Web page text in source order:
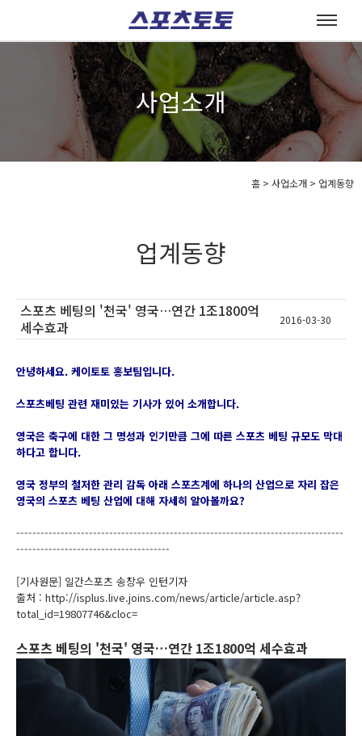
사업소개
홈 > 사업소개 > 업계동향
업계동향
스포츠 베팅의 '천국' 영국…연간 1조1800억
세수효과
2016-03-30
안녕하세요. 케이토토 홍보팀입니다.
스포츠베팅 관련 재미있는 기사가 있어 소개합니다.
영국은 축구에 대한 그 명성과 인기만큼 그에 따른 스포츠 베팅 규모도 막대
하다고 합니다.
영국 정부의 철저한 관리 감독 아래 스포츠계에 하나의 산업으로 자리 잡은
영국의 스포츠 베팅 산업에 대해 자세히 알아볼까요?
---------------------------------------------------------------------------------
--------------------------------------
[기사원문] 일간스포츠 송창우 인턴기자
출처 : http://isplus.live.joins.com/news/article/article.asp?
total_id=19807746&cloc=
스포츠 베팅의 '천국' 영국…연간 1조1800억 세수효과